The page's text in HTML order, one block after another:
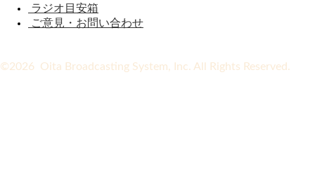
ラジオ目安箱
ご意見・お問い合わせ
©2026 Oita Broadcasting System, Inc. All Rights Reserved.